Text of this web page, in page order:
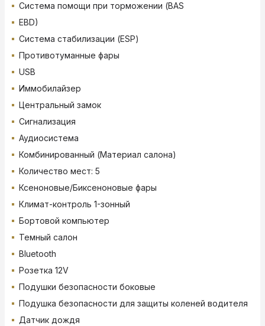
Система помощи при торможении (BAS
EBD)
Система стабилизации (ESP)
Противотуманные фары
USB
Иммобилайзер
Центральный замок
Сигнализация
Аудиосистема
Комбинированный (Материал салона)
Количество мест: 5
Ксеноновые/Биксеноновые фары
Климат-контроль 1-зонный
Бортовой компьютер
Темный салон
Bluetooth
Розетка 12V
Подушки безопасности боковые
Подушка безопасности для защиты коленей водителя
Датчик дождя